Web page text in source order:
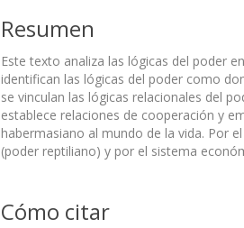
Resumen
Este texto analiza las lógicas del poder
identifican las lógicas del poder como
se vinculan las lógicas relacionales del
establece relaciones de cooperación y
habermasiano al mundo de la vida. Por
(poder reptiliano) y por el sistema
Cómo citar